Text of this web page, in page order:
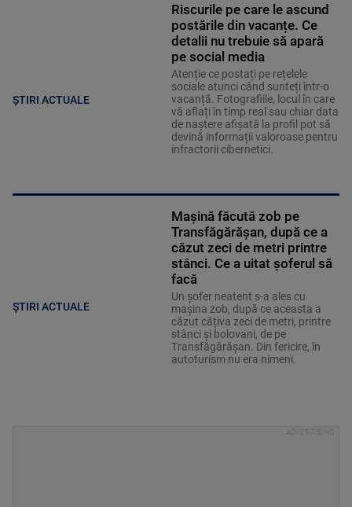
ȘTIRI ACTUALE
Riscurile pe care le ascund
postările din vacanțe. Ce
detalii nu trebuie să apară
pe social media
Atenție ce postați pe rețelele
sociale atunci când sunteți într-o
vacanță. Fotografiile, locul în care
vă aflați în timp real sau chiar data
de naștere afișată la profil pot să
devină informații valoroase pentru
infractorii cibernetici.
ȘTIRI ACTUALE
Mașină făcută zob pe
Transfăgărășan, după ce a
căzut zeci de metri printre
stânci. Ce a uitat șoferul să
facă
Un șofer neatent s-a ales cu
mașina zob, după ce aceasta a
căzut câțiva zeci de metri, printre
stânci și bolovani, de pe
Transfăgărășan. Din fericire, în
autoturism nu era nimeni.